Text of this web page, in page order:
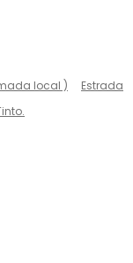
local )
Estrada